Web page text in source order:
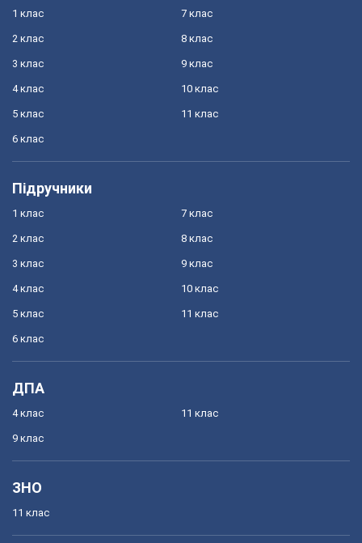
1 клас
2 клас
3 клас
4 клас
5 клас
6 клас
7 клас
8 клас
9 клас
10 клас
11 клас
Підручники
1 клас
2 клас
3 клас
4 клас
5 клас
6 клас
7 клас
8 клас
9 клас
10 клас
11 клас
ДПА
4 клас
9 клас
11 клас
ЗНО
11 клас